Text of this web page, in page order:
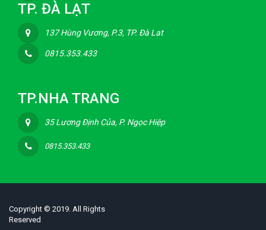
TP. ĐÀ LẠT
137 Hùng Vương, P.3, TP. Đà Lat
0815.353.433
TP.NHA TRANG
35 Lương Định Của, P. Ngọc Hiệp
0815.353.433
Copyright © 2019. All Rights
Reserved